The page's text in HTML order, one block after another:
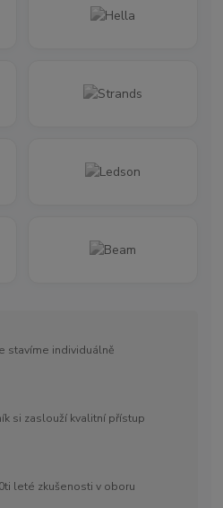
stavíme individuálně
si zaslouží kvalitní přístup
leté zkušenosti v oboru